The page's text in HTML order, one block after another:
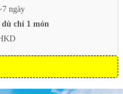
ngày
dù chỉ 1 món